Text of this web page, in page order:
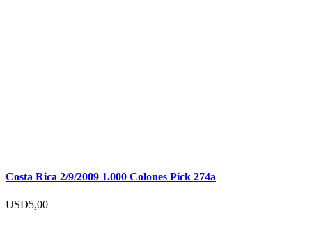
Costa Rica 2/9/2009 1.000 Colones Pick 274a
USD5,00